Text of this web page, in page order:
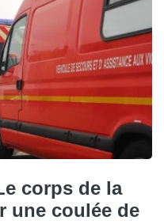
corps de la
une coulée de